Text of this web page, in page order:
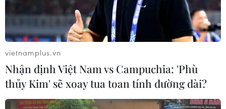
vietnamplus.vn
Nhận định Việt Nam vs Campuchia: 'Phù
thủy Kim' sẽ xoay tua toan tính đường dài?